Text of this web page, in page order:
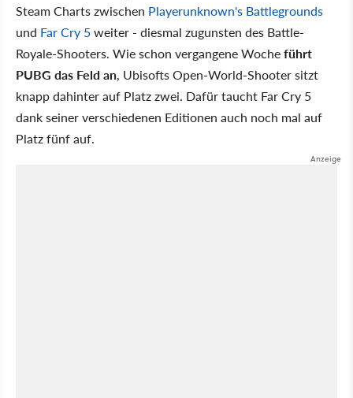
Steam Charts zwischen Playerunknown's Battlegrounds
und Far Cry 5weiter - diesmal zugunsten des Battle-
Royale-Shooters. Wie schon vergangene Wocheführt
PUBG das Feld an, Ubisofts Open-World-Shooter sitzt
knapp dahinter auf Platz zwei. Dafür taucht Far Cry 5
dank seiner verschiedenen Editionen auch noch mal auf
Platz fünf auf.